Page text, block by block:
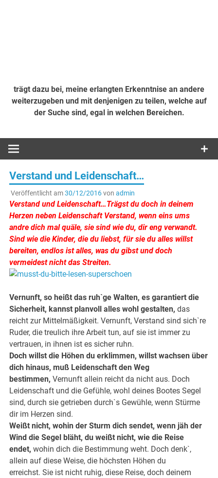
trägt dazu bei, meine erlangten Erkenntnise an andere
weiterzugeben und mit denjenigen zu teilen, welche auf
der Suche sind, egal in welchen Bereichen.
Verstand und Leidenschaft…
Veröffentlicht am30/12/2016von admin
Verstand und Leidenschaft…Trägst du doch in deinem
Herzen neben Leidenschaft Verstand, wenn eins ums
andre dich mal quäle,sie sind wie du, dir eng verwandt.
Sind wie die Kinder, die du liebst, für sie du alles willst
bereiten, endlos ist alles, was du gibst und doch
vermeidest nicht das Streiten.
Vernunft, so heißt das ruh`ge Walten, es garantiert die
Sicherheit, kannst planvoll alles wohl gestalten, das
reicht zur Mittelmäßigkeit. Vernunft, Verstand sind sich`re
Ruder, die treulich ihre Arbeit tun, auf sie ist immer zu
vertrauen, in ihnen ist es sicher ruhn.
Doch willst die Höhen du erklimmen, willst wachsen über
dich hinaus, muß Leidenschaft den Weg
bestimmen, Vernunft allein reicht da nicht aus. Doch
Leidenschaft und die Gefühle, wohl deines Bootes Segel
sind, durch sie getrieben durch`s Gewühle, wenn Stürme
dir im Herzen sind.
Weißt nicht, wohin der Sturm dich sendet, wenn jäh der
Wind die Segel bläht, du weißt nicht, wie die Reise
endet,wohin dich die Bestimmung weht. Doch denk`,
allein auf diese Weise, die höchsten Höhen du
erreichst. Sie ist nicht ruhig, diese Reise, doch deinem